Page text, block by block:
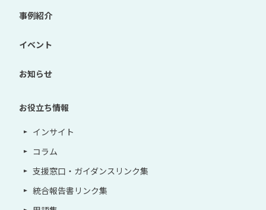
事例紹介
イベント
お知らせ
お役立ち情報
インサイト
コラム
支援窓口・ガイダンスリンク集
統合報告書リンク集